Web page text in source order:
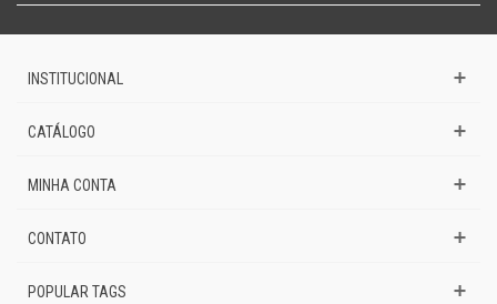
INSTITUCIONAL
CATÁLOGO
MINHA CONTA
CONTATO
POPULAR TAGS